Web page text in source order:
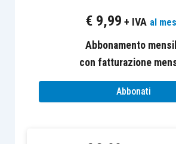
licenza IATA che effettuano le
voli di linea per conto terzi.
possono
€ 9,99 + IVA al
Abbonamento
con fatturazione
Abbonati